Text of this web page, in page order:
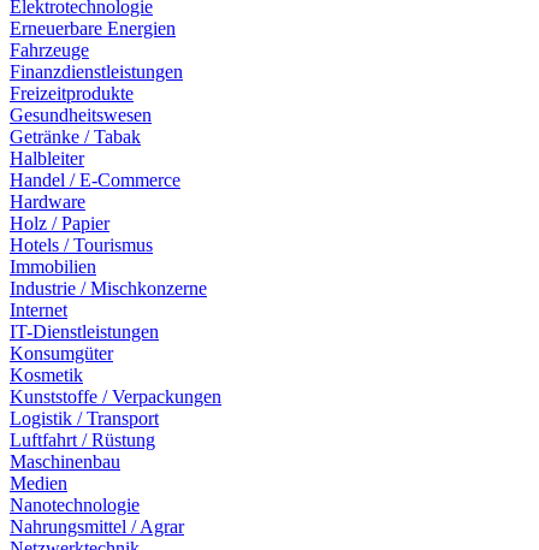
Elektrotechnologie
Erneuerbare Energien
Fahrzeuge
Finanzdienstleistungen
Freizeitprodukte
Gesundheitswesen
Getränke / Tabak
Halbleiter
Handel / E-Commerce
Hardware
Holz / Papier
Hotels / Tourismus
Immobilien
Industrie / Mischkonzerne
Internet
IT-Dienstleistungen
Konsumgüter
Kosmetik
Kunststoffe / Verpackungen
Logistik / Transport
Luftfahrt / Rüstung
Maschinenbau
Medien
Nanotechnologie
Nahrungsmittel / Agrar